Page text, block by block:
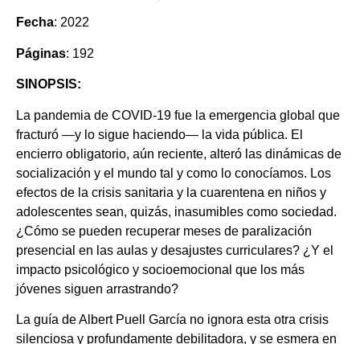
Fecha: 2022
Páginas: 192
SINOPSIS:
La pandemia de COVID-19 fue la emergencia global que
fracturó —y lo sigue haciendo— la vida pública. El
encierro obligatorio, aún reciente, alteró las dinámicas de
socialización y el mundo tal y como lo conocíamos. Los
efectos de la crisis sanitaria y la cuarentena en niños y
adolescentes sean, quizás, inasumibles como sociedad.
¿Cómo se pueden recuperar meses de paralización
presencial en las aulas y desajustes curriculares? ¿Y el
impacto psicológico y socioemocional que los más
jóvenes siguen arrastrando?
La guía de Albert Puell García no ignora esta otra crisis
silenciosa y profundamente debilitadora, y se esmera en